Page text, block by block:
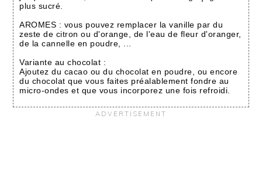
plus sucré.
AROMES : vous pouvez remplacer la vanille par du
zeste de citron ou d'orange, de l'eau de fleur d'oranger,
de la cannelle en poudre, ...
Variante au chocolat :
Ajoutez du cacao ou du chocolat en poudre, ou encore
du chocolat que vous faites préalablement fondre au
micro-ondes et que vous incorporez une fois refroidi.